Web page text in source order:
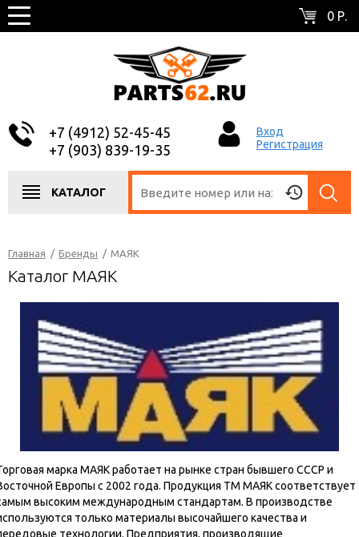
0 Р.
+7 (4912) 52-45-45
+7 (903) 839-19-35
Вход
Регистрация
КАТАЛОГ
Главная / Бренды / МАЯК
Каталог МАЯК
марка МАЯК работает на рынке стран бывшего СССР и
Европы с 2002 года. Продукция ТМ МАЯК соответствует
высоким международным стандартам. В производстве
только материалы высочайшего качества и
технологии. Предприятия, производящие